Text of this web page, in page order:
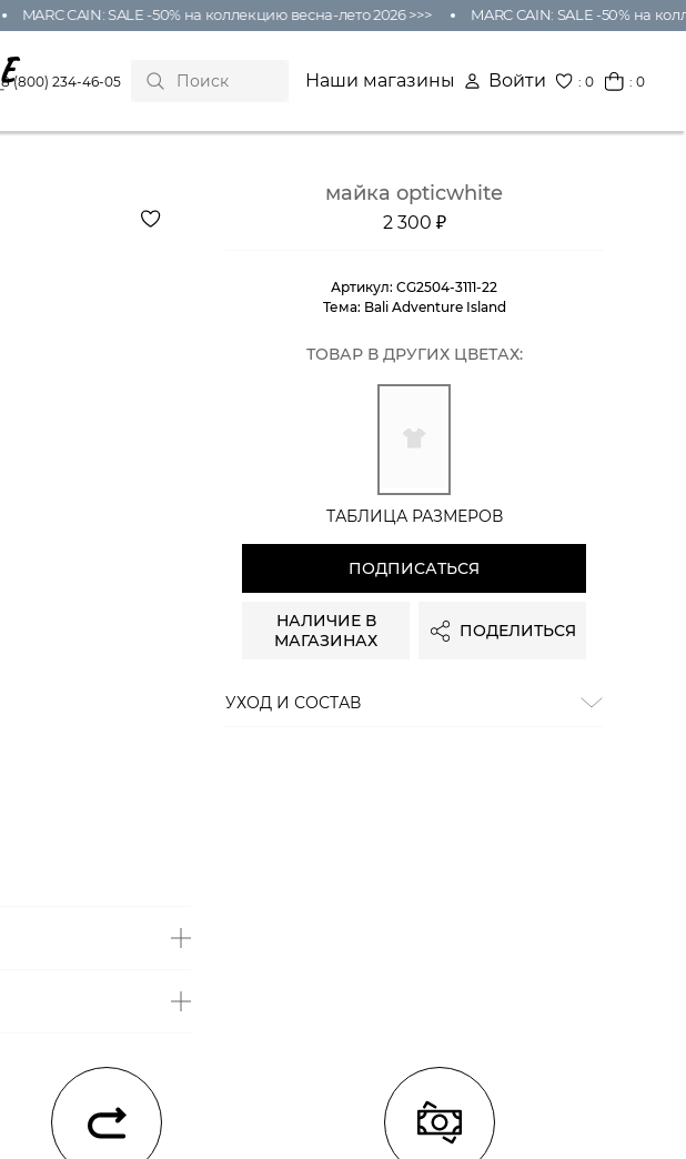
MARC CAIN: SALE -50% на коллекцию весна-лето 2026 >>> MARC CAIN: SALE -50% на
8 (800) 234-46-05 Наши магазины Войти :0 : 0
майка opticwhite
2 300 ₽
Артикул:CG2504-3111-22
Тема: Bali Adventure Island
ТОВАР В ДРУГИХ ЦВЕТАХ:
ТАБЛИЦА РАЗМЕРОВ
ПОДПИСАТЬСЯ
НАЛИЧИЕ В
МАГАЗИНАХ
ПОДЕЛИТЬСЯ
УХОД И СОСТАВ